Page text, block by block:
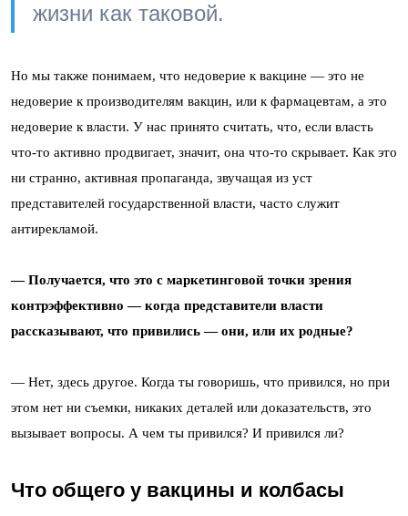
жизни как таковой.
Но мы также понимаем, что недоверие к вакцине — это не
недоверие к производителям вакцин, или к фармацевтам, а это
недоверие к власти. У нас принято считать, что, если власть
что-то активно продвигает, значит, она что-то скрывает. Как это
ни странно, активная пропаганда, звучащая из уст
представителей государственной власти, часто служит
антирекламой.
— Получается, что это с маркетинговой точки зрения
контрэффективно — когда представители власти
рассказывают, что привились — они, или их родные?
— Нет, здесь другое. Когда ты говоришь, что привился, но при
этом нет ни съемки, никаких деталей или доказательств, это
вызывает вопросы. А чем ты привился? И привился ли?
Что общего у вакцины и колбасы